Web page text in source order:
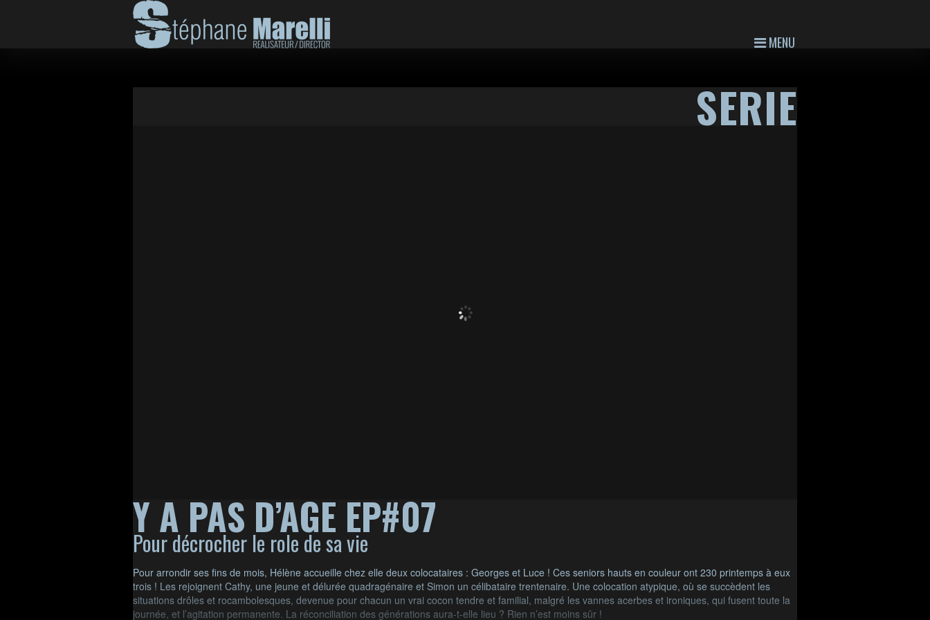
MENU
SERIE
Y A PAS D’AGE EP#07
Pour décrocher le role de sa vie
Pour arrondir ses fins de mois, Hélène accueille chez elle deux colocataires : Georges et Luce ! Ces seniors hauts en couleur ont 230 printemps à eux
trois ! Les rejoignent Cathy, une jeune et délurée quadragénaire et Simon un célibataire trentenaire. Une colocation atypique, où se succèdent les
situations drôles et rocambolesques, devenue pour chacun un vrai cocon tendre et familial, malgré les vannes acerbes et ironiques, qui fusent toute la
journée, et l’agitation permanente. La réconciliation des générations aura-t-elle lieu ? Rien n’est moins sûr !